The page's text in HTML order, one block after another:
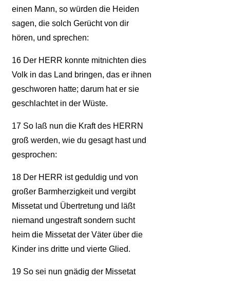
einen Mann, so würden die Heiden
sagen, die solch Gerücht von dir
hören, und sprechen:
16Der HERR konnte mitnichten dies
Volk in das Land bringen, das er ihnen
geschworen hatte; darum hat er sie
geschlachtet in der Wüste.
17So laß nun die Kraft des HERRN
groß werden, wie du gesagt hast und
gesprochen:
18Der HERR ist geduldig und von
großer Barmherzigkeit und vergibt
Missetat und Übertretung und läßt
niemand ungestraft sondern sucht
heim die Missetat der Väter über die
Kinder ins dritte und vierte Glied.
19So sei nun gnädig der Missetat